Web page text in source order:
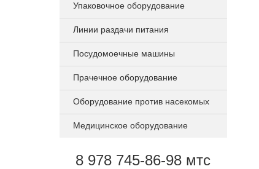
Упаковочное оборудование
Линии раздачи питания
Посудомоечные машины
Прачечное оборудование
Оборудование против насекомых
Медицинское оборудование
8 978 745-86-98 мтс